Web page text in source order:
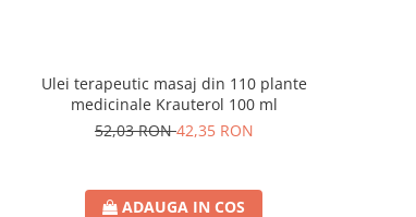
Ulei terapeutic masaj din 110 plante
medicinale Krauterol 100 ml
52,03 RON42,35 RON
ADAUGA IN COS